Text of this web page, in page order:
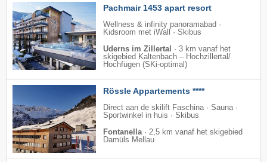
Pachmair 1453 apart resort
Wellness & infinity panoramabad ·
Kidsroom met iWall · Skibus
Uderns im Zillertal · 3 km vanaf het
skigebied Kaltenbach – Hochzillertal/​
Hochfügen (SKi-optimal)
Rössle Appartements ****
Direct aan de skilift Faschina · Sauna ·
Sportwinkel in huis · Skibus
Fontanella · 2,5 km vanaf het skigebied
Damüls Mellau